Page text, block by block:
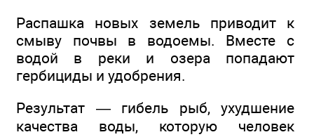
Распашка новых земель приводит к
смыву почвы в водоемы. Вместе с
водой в реки и озера попадают
гербициды и удобрения.
Результат — гибель рыб, ухудшение
качества воды, которую человек